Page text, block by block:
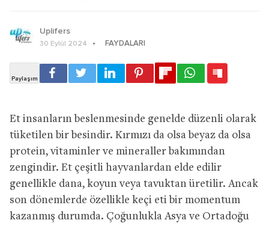
Uplifers
30 Eylül 2024 FAYDALARI
Et insanların beslenmesinde genelde düzenli olarak
tüketilen bir besindir. Kırmızı da olsa beyaz da olsa
protein, vitaminler ve mineraller bakımından
zengindir. Et çeşitli hayvanlardan elde edilir
genellikle dana, koyun veya tavuktan üretilir. Ancak
son dönemlerde özellikle keçi eti bir momentum
kazanmış durumda. Çoğunlukla Asya ve Ortadoğu